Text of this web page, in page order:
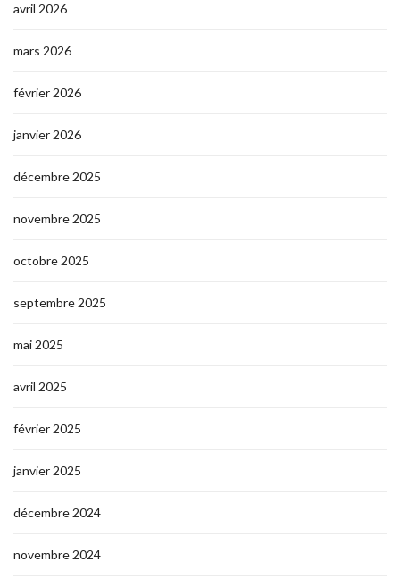
avril 2026
mars 2026
février 2026
janvier 2026
décembre 2025
novembre 2025
octobre 2025
septembre 2025
mai 2025
avril 2025
février 2025
janvier 2025
décembre 2024
novembre 2024